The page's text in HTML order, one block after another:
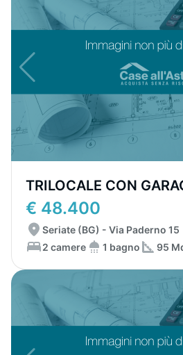
TRILOCALE CON
€ 48.400
Seriate (BG) - Via Paderno 15
2 camere
1 bagno 95